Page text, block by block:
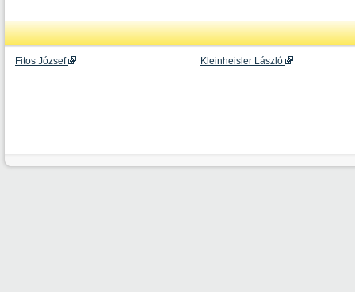
Fitos József Kleinheisler László